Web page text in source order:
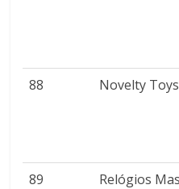
88 Novelty Toys
89 Relógios